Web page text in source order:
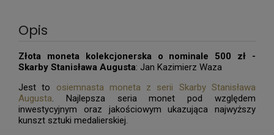
Opis
Złota moneta kolekcjonerska o nominale 500 zł -
Skarby Stanisława Augusta: Jan Kazimierz Waza
Jest to osiemnasta moneta z serii Skarby Stanisława
Augusta. Najlepsza seria monet pod względem
inwestycyjnym oraz jakościowym ukazująca najwyższy
kunszt sztuki medalierskiej.